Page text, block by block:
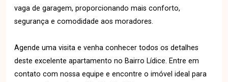
vaga de garagem, proporcionando mais conforto,
segurança e comodidade aos moradores.
Agende uma visita e venha conhecer todos os detalhes
deste excelente apartamento no Bairro Lídice. Entre em
contato com nossa equipe e encontre o imóvel ideal para